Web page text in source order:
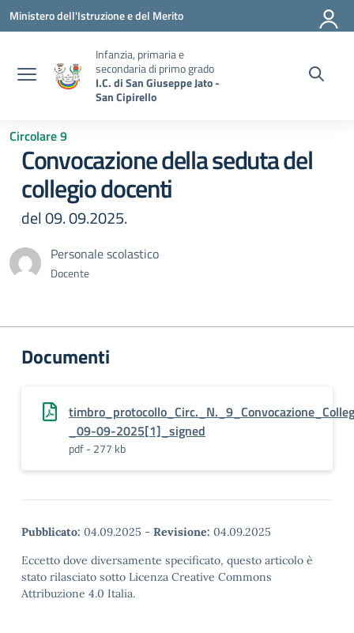
Vai ai contenuti
Vai al menu di navigazione
Vai al footer
Ministero dell'Istruzione e del Merito
Infanzia, primaria e
secondaria di primo grado
I.C. di San Giuseppe Jato -
San Cipirello
Circolare 9
Convocazione della seduta del
collegio docenti
del 09. 09.2025.
Personale scolastico
Docente
Documenti
_09-09-2025[1]_signed
pdf - 277 kb
Pubblicato: 04.09.2025 - Revisione: 04.09.2025
Eccetto dove diversamente specificato, questo articolo è
stato rilasciato sotto Licenza Creative Commons
Attribuzione 4.0 Italia.